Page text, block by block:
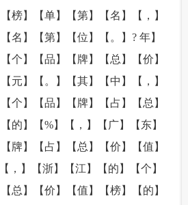
榜】【单】【第】【名】【，】
名】【第】【位】【。】? 年】
个】【品】【牌】【总】【价】
元】【。】【其】【中】【，】
个】【品】【牌】【占】【总】
的】【%】【，】【广】【东】
牌】【占】【总】【价】【值】
，】【浙】【江】【的】【个】
总】【价】【值】【榜】【的】